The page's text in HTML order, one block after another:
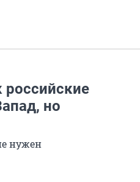
российские
но
нужен